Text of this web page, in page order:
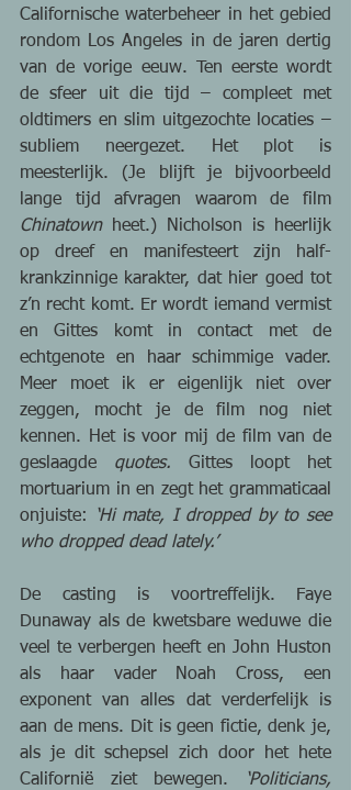
Californische waterbeheer in het gebied
rondom Los Angeles in de jaren dertig
van de vorige eeuw. Ten eerste wordt
de sfeer uit die tijd – compleet met
oldtimers en slim uitgezochte locaties –
subliem neergezet. Het plot is
meesterlijk. (Je blijft je bijvoorbeeld
Chinatown heet.) Nicholson is heerlijk
op dreef en manifesteert zijn half-
krankzinnige karakter, dat hier goed tot
z’n recht komt. Er wordt iemand vermist
en Gittes komt in contact met de
echtgenote en haar schimmige vader.
Meer moet ik er eigenlijk niet over
zeggen, mocht je de film nog niet
kennen. Het is voor mij de film van de
geslaagde quotes. Gittes loopt het
mortuarium in en zegt het grammaticaal
onjuiste:
‘Hi mate, I dropped by to see
who dropped dead lately.’
De casting is voortreffelijk. Faye
Dunaway als de kwetsbare weduwe die
veel te verbergen heeft en John Huston
als haar vader Noah Cross, een
exponent van alles dat verderfelijk is
aan de mens. Dit is geen fictie, denk je,
als je dit schepsel zich door het hete
Californië ziet bewegen.
‘Politicians,